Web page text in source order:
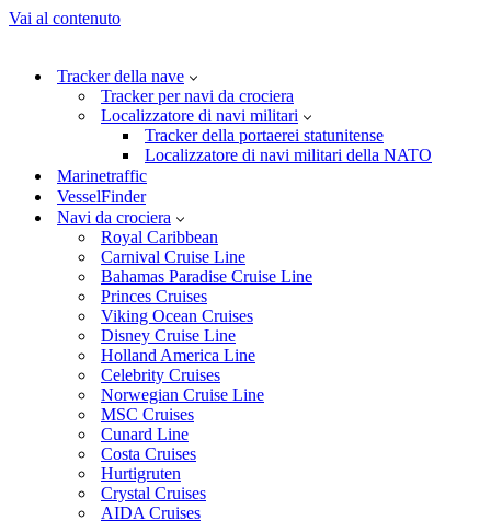
Vai al contenuto
Tracker della nave
Tracker per navi da crociera
Localizzatore di navi militari
Tracker della portaerei statunitense
Localizzatore di navi militari della NATO
Marinetraffic
VesselFinder
Navi da crociera
Royal Caribbean
Carnival Cruise Line
Bahamas Paradise Cruise Line
Princes Cruises
Viking Ocean Cruises
Disney Cruise Line
Holland America Line
Celebrity Cruises
Norwegian Cruise Line
MSC Cruises
Cunard Line
Costa Cruises
Hurtigruten
Crystal Cruises
AIDA Cruises